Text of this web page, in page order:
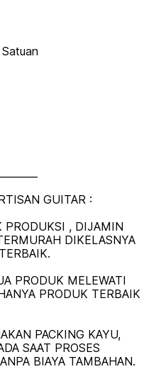
GUITAR :
PRODUKSI , DIJAMIN
DIKELASNYA
PRODUK MELEWATI
PRODUK TERBAIK
PACKING KAYU,
SAAT PROSES
BIAYA TAMBAHAN.